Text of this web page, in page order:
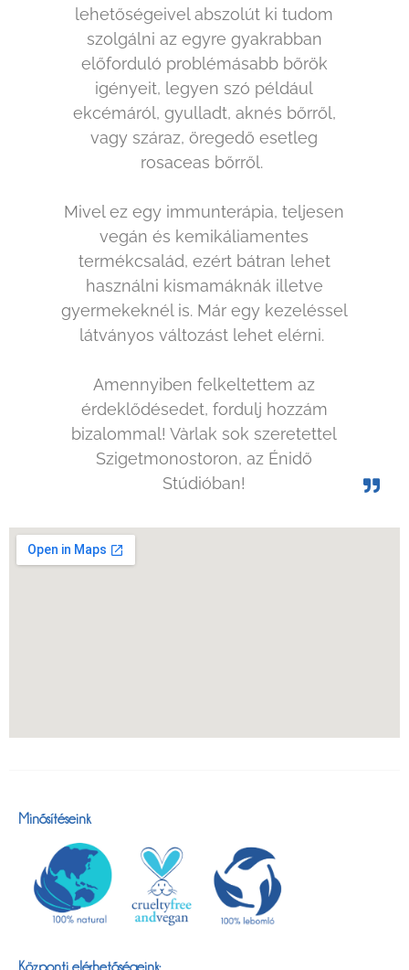
lehetőségeivel abszolút ki tudom
szolgálni az egyre gyakrabban
előforduló problémásabb bőrök
igényeit, legyen szó például
ekcémáról, gyulladt, aknés bőrről,
vagy száraz, öregedő esetleg
rosaceas bőrről.
Mivel ez egy immunterápia, teljesen
vegán és kemikáliamentes
termékcsalád, ezért bátran lehet
használni kismamáknák illetve
gyermekeknél is. Már egy kezeléssel
látványos változást lehet elérni.
Amennyiben felkeltettem az
érdeklődésedet, fordulj hozzám
bizalommal! Vàrlak sok szeretettel
Szigetmonostoron, az Énidő
Stúdióban!
Minősítéseink
Központi elérhetőségeink: